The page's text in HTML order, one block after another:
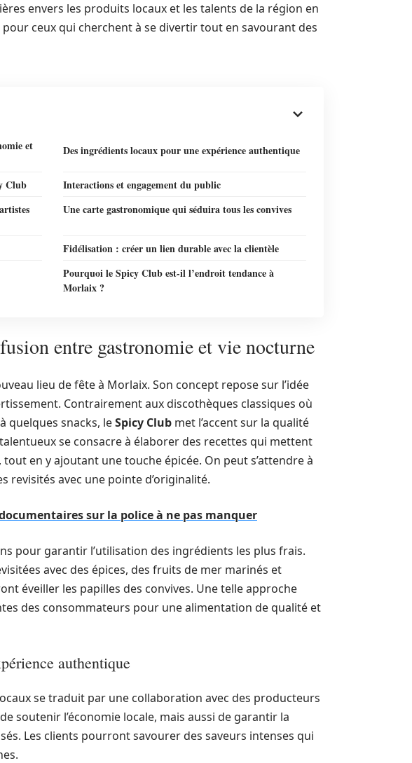
envers les produits locaux et les talents de la région en
ceux qui cherchent à se divertir tout en savourant des
et
Des ingrédients locaux pour une expérience authentique
Club
Interactions et engagement du public
Une carte gastronomique qui séduira tous les convives
Fidélisation : créer un lien durable avec la clientèle
Pourquoi le Spicy Club est-il l’endroit tendance à
Morlaix ?
entre gastronomie et vie nocturne
lieu de fête à Morlaix. Son concept repose sur l’idée
Contrairement aux discothèques classiques où
quelques snacks, leSpicy Club met l’accent sur la qualité
se consacre à élaborer des recettes qui mettent
en y ajoutant une touche épicée. On peut s’attendre à
avec une pointe d’originalité.
sur la police à ne pas manquer
pour garantir l’utilisation des ingrédients les plus frais.
avec des épices, des fruits de mer marinés et
éveiller les papilles des convives. Une telle approche
des consommateurs pour une alimentation de qualité et
authentique
se traduit par une collaboration avec des producteurs
soutenir l’économie locale, mais aussi de garantir la
Les clients pourront savourer des saveurs intenses qui